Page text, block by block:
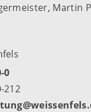
Martin
0
212